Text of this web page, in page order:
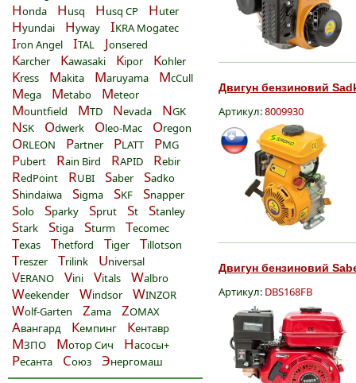
Honda Husq Husq CP Huter
Hyundai Hyway IKRA Mogatec
Iron Angel ITAL Jonsered
Karcher Kawasaki Kipor Kohler
Kress Makita Maruyama McCull
Mega Metabo Meteor
Mountfield MTD Nevada NGK
NSK Odwerk Oleo-Mac Oregon
ORLEON Partner PLATT PMG
Pubert Rain Bird RAPID Rebir
RedPoint RUBI Saber Sadko
Shindaiwa Sigma SKF Snapper
Solo Sparky Sprut St Stanley
Stark Stiga Sturm Tecomec
Texas Thetford Tiger Tillotson
Treszer Trilink Universal
VERANO Vini Vitals Walbro
Weekender Windsor WINZOR
Wolf-Garten Zama ZOMAX
Авангард Кемпинг Кентавр
МЗПО Мотор Сич Насосы+
Ресанта Союз Энергомаш
Двигун бензиновий
Артикул:8009930
Двигун бензиновий
Артикул: DBS168FB